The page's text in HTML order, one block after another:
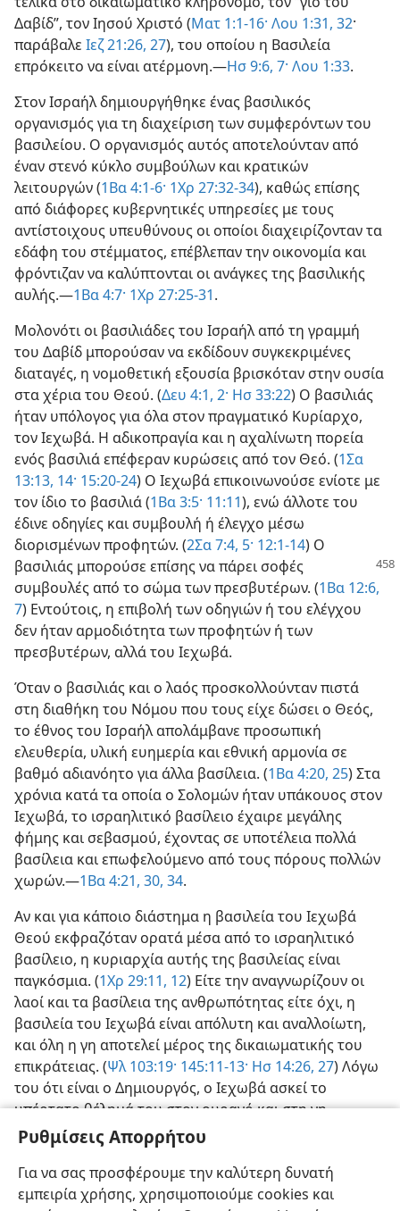
Ρυθμίσεις Απορρήτου
Για να σας προσφέρουμε την καλύτερη δυνατή
εμπειρία χρήσης, χρησιμοποιούμε cookies και
Δαβίδ”, τον Ιησού Χριστό (Ματ 1:1-16· Λου 1:31, 32·
παράβαλε Ιεζ 21:26, 27), του οποίου η Βασιλεία
επρόκειτο να είναι ατέρμονη.—Ησ 9:6, 7· Λου 1:33.
Στον Ισραήλ δημιουργήθηκε ένας βασιλικός
οργανισμός για τη διαχείριση των συμφερόντων του
βασιλείου. Ο οργανισμός αυτός αποτελούνταν από
έναν στενό κύκλο συμβούλων και κρατικών
λειτουργών (1Βα 4:1-6· 1Χρ 27:32-34), καθώς επίσης
από διάφορες κυβερνητικές υπηρεσίες με τους
αντίστοιχους υπευθύνους οι οποίοι διαχειρίζονταν τα
εδάφη του στέμματος, επέβλεπαν την οικονομία και
φρόντιζαν να καλύπτονται οι ανάγκες της βασιλικής
αυλής.—1Βα 4:7· 1Χρ 27:25-31.
Μολονότι οι βασιλιάδες του Ισραήλ από τη γραμμή
του Δαβίδ μπορούσαν να εκδίδουν συγκεκριμένες
διαταγές, η νομοθετική εξουσία βρισκόταν στην ουσία
στα χέρια του Θεού. (Δευ 4:1, 2· Ησ 33:22) Ο βασιλιάς
ήταν υπόλογος για όλα στον πραγματικό Κυρίαρχο,
τον Ιεχωβά. Η αδικοπραγία και η αχαλίνωτη πορεία
ενός βασιλιά επέφεραν κυρώσεις από τον Θεό. (1Σα
13:13, 14· 15:20-24) Ο Ιεχωβά επικοινωνούσε ενίοτε με
τον ίδιο το βασιλιά (1Βα 3:5· 11:11), ενώ άλλοτε του
έδινε οδηγίες και συμβουλή ή έλεγχο μέσω
διορισμένων προφητών. (2Σα 7:4, 5· 12:1-14) Ο
βασιλιάς μπορούσε επίσης να πάρει σοφές
συμβουλές από το σώμα των πρεσβυτέρων. (1Βα 12:6,
7) Εντούτοις, η επιβολή των οδηγιών ή του ελέγχου
δεν ήταν αρμοδιότητα των προφητών ή των
πρεσβυτέρων, αλλά του Ιεχωβά.
Όταν ο βασιλιάς και ο λαός προσκολλούνταν πιστά
στη διαθήκη του Νόμου που τους είχε δώσει ο Θεός,
το έθνος του Ισραήλ απολάμβανε προσωπική
ελευθερία, υλική ευημερία και εθνική αρμονία σε
βαθμό αδιανόητο για άλλα βασίλεια. (1Βα 4:20, 25) Στα
χρόνια κατά τα οποία ο Σολομών ήταν υπάκουος στον
Ιεχωβά, το ισραηλιτικό βασίλειο έχαιρε μεγάλης
φήμης και σεβασμού, έχοντας σε υποτέλεια πολλά
βασίλεια και επωφελούμενο από τους πόρους πολλών
χωρών.—1Βα 4:21, 30, 34.
Αν και για κάποιο διάστημα η βασιλεία του Ιεχωβά
Θεού εκφραζόταν ορατά μέσα από το ισραηλιτικό
βασίλειο, η κυριαρχία αυτής της βασιλείας είναι
παγκόσμια. (1Χρ 29:11, 12) Είτε την αναγνωρίζουν οι
λαοί και τα βασίλεια της ανθρωπότητας είτε όχι, η
βασιλεία του Ιεχωβά είναι απόλυτη και αναλλοίωτη,
και όλη η γη αποτελεί μέρος της δικαιωματικής του
επικράτειας. (Ψλ 103:19· 145:11-13· Ησ 14:26, 27) Λόγω
του ότι είναι ο Δημιουργός, ο Ιεχωβά ασκεί το
υπέρτατο θέλημά του στον ουρανό και στη γη
σύμφωνα με τους δικούς του σκοπούς, χωρίς να είναι
υπόλογος σε κανέναν (
Ιερ 18:3-10·
ενεργώντας όμως πάντα σε αρμονία με τους δικούς
του δίκαιους κανόνες.—Μαλ 3:6·Εβρ 6:17, 18·Ιακ 1:17